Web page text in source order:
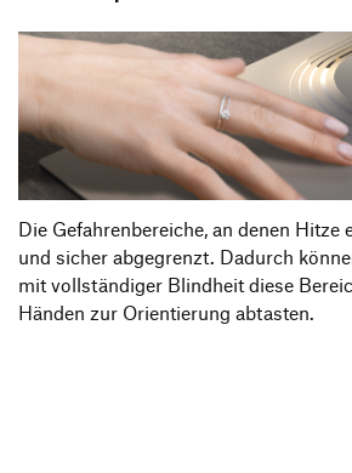
Die Gefahrenbereiche, an denen Hitze
und sicher abgegrenzt. Dadurch
mit vollständiger Blindheit diese
Händen zur Orientierung abtasten.